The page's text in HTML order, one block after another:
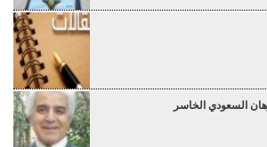
السعودي الخاسر